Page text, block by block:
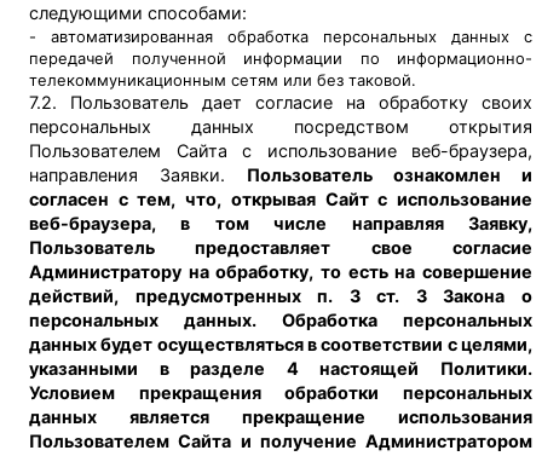
следующими способами:
- автоматизированная обработка персональных данных с
передачей полученной информации по информационно-
телекоммуникационным сетям или без таковой.
7.2. Пользователь дает согласие на обработку своих
персональных данных посредством открытия
Пользователем Сайта с использование веб-браузера,
направления Заявки. Пользователь ознакомлен и
согласен с тем, что, открывая Сайт с использование
веб-браузера, в том числе направляя Заявку,
Пользователь предоставляет свое согласие
Администратору на обработку, то есть на совершение
действий, предусмотренных п. 3 ст. 3 Закона о
персональных данных. Обработка персональных
данных будет осуществляться в соответствии с целями,
указанными в разделе 4 настоящей Политики.
Условием прекращения обработки персональных
данных является прекращение использования
Пользователем Сайта и получение Администратором